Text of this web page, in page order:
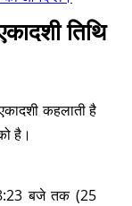
तिथि
कहलाती है
है।
बजे तक (25